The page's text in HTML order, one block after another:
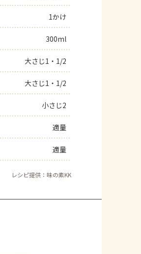
1かけ
300ml
大さじ1・1/2
大さじ1・1/2
小さじ2
適量
適量
レシピ提供：味の素KK